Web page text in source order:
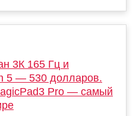
3К 165 Гц и
5 — 530 долларов.
Pro — самый